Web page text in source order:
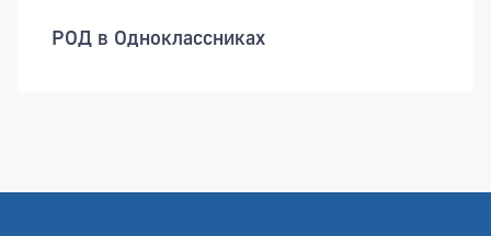
РОД в Одноклассниках